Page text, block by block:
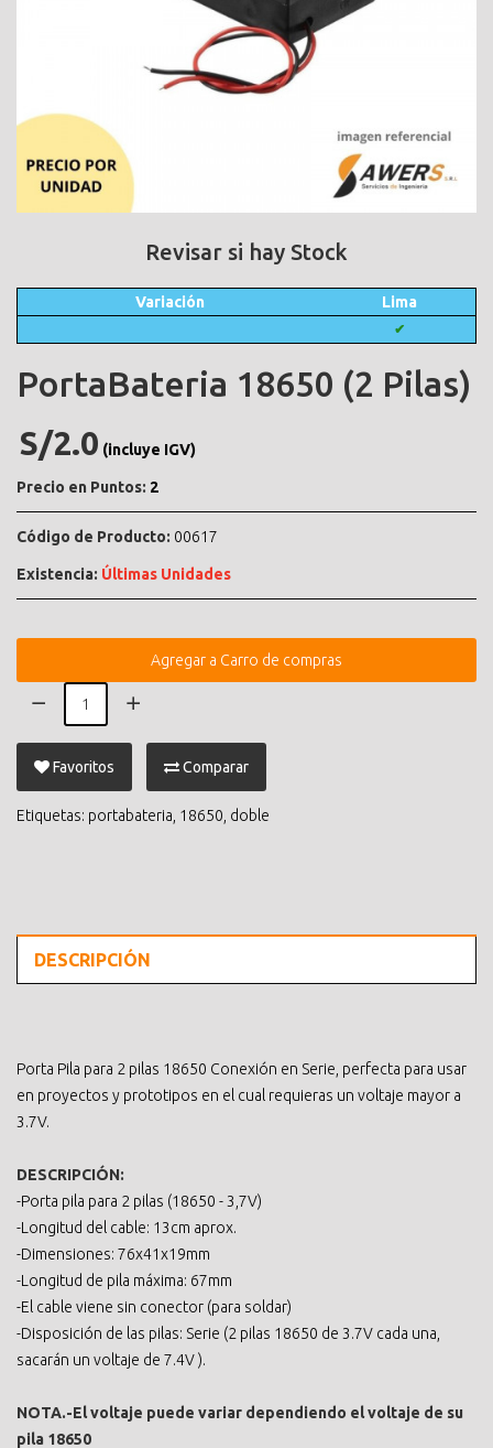
Revisar si hay Stock
Variación Lima
✔
PortaBateria 18650 (2 Pilas)
S/2.0 (incluye IGV)
Precio en Puntos: 2
Código de Producto: 00617
Existencia: Últimas Unidades
Agregar a Carro de compras
Favoritos Comparar
Etiquetas: portabateria 18650 doble
DESCRIPCIÓN
Porta Pila para 2 pilas 18650 Conexión en Serie, perfecta para usar
en proyectos y prototipos en el cual requieras un voltaje mayor a
3.7V.
DESCRIPCIÓN:
-Porta pila para 2 pilas (18650 - 3,7V)
-Longitud del cable: 13cm aprox.
-Dimensiones: 76x41x19mm
-Longitud de pila máxima: 67mm
-El cable viene sin conector (para soldar)
-Disposición de las pilas: Serie (2 pilas 18650 de 3.7V cada una,
sacarán un voltaje de 7.4V ).
NOTA.-El voltaje puede variar dependiendo el voltaje de su
pila 18650